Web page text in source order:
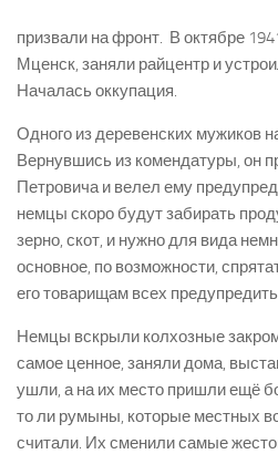
призвали на фронт. В октябре
Мценск, заняли райцентр и
Началась оккупация.
Одного из деревенских мужиков
Вернувшись из комендатуры, он
Петровича и велел ему
немцы скоро будут забирать
зерно, скот, и нужно для вида
основное, по возможности,
его товарищам всех
Немцы вскрыли колхозные
самое ценное, заняли дома,
ушли, а на их место пришли ещё
то ли румыны, которые местных
считали. Их сменили самые